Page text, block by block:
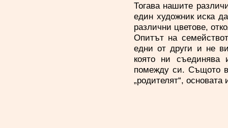
Тогава нашите
един художник иска
различни цветове,
Опитът на
едни от други и не
която ни
помежду си. Същото
„родителят“,